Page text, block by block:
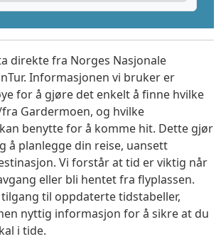
direkte fra Norges Nasjonale
Informasjonen vi bruker er
for å gjøre det enkelt å finne hvilke
Gardermoen, og hvilke
benytte for å komme hit. Dette gjør
å planlegge din reise, uansett
Vi forstår at tid er viktig når
eller bli hentet fra flyplassen.
til oppdaterte tidstabeller,
nyttig informasjon for å sikre at du
i tide.